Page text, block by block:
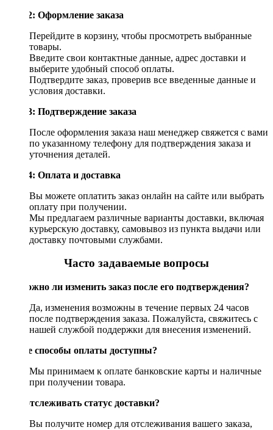
Шаг 2: Оформление заказа
Перейдите в корзину, чтобы просмотреть выбранные
товары.
Введите свои контактные данные, адрес доставки и
выберите удобный способ оплаты.
Подтвердите заказ, проверив все введенные данные и
условия доставки.
Шаг 3: Подтверждение заказа
После оформления заказа наш менеджер свяжется с вами
по указанному телефону для подтверждения заказа и
уточнения деталей.
Шаг 4: Оплата и доставка
Вы можете оплатить заказ онлайн на сайте или выбрать
оплату при получении.
Мы предлагаем различные варианты доставки, включая
курьерскую доставку, самовывоз из пункта выдачи или
доставку почтовыми службами.
Часто задаваемые вопросы
Возможно ли изменить заказ после его подтверждения?
Да, изменения возможны в течение первых 24 часов
после подтверждения заказа. Пожалуйста, свяжитесь с
нашей службой поддержки для внесения изменений.
Какие способы оплаты доступны?
Мы принимаем к оплате банковские карты и наличные
при получении товара.
Как отслеживать статус доставки?
Вы получите номер для отслеживания вашего заказа,